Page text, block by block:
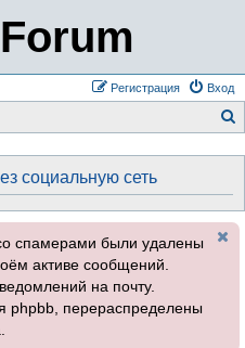
Вход
Регистрация
социальную сеть
спамерами были удалены
активе сообщений.
на почту.
phpbb, перераспределены